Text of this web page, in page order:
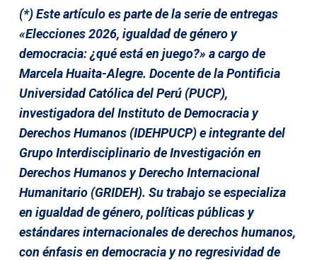
(*) Este artículo es parte de la serie de entregas
«Elecciones 2026, igualdad de género y
democracia: ¿qué está en juego?» a cargo de
Marcela Huaita-Alegre. Docente de la Pontificia
Universidad Católica del Perú (PUCP),
investigadora del Instituto de Democracia y
Derechos Humanos (IDEHPUCP) e integrante del
Grupo Interdisciplinario de Investigación en
Derechos Humanos y Derecho Internacional
Humanitario (GRIDEH). Su trabajo se especializa
en igualdad de género, políticas públicas y
estándares internacionales de derechos humanos,
con énfasis en democracia y no regresividad de